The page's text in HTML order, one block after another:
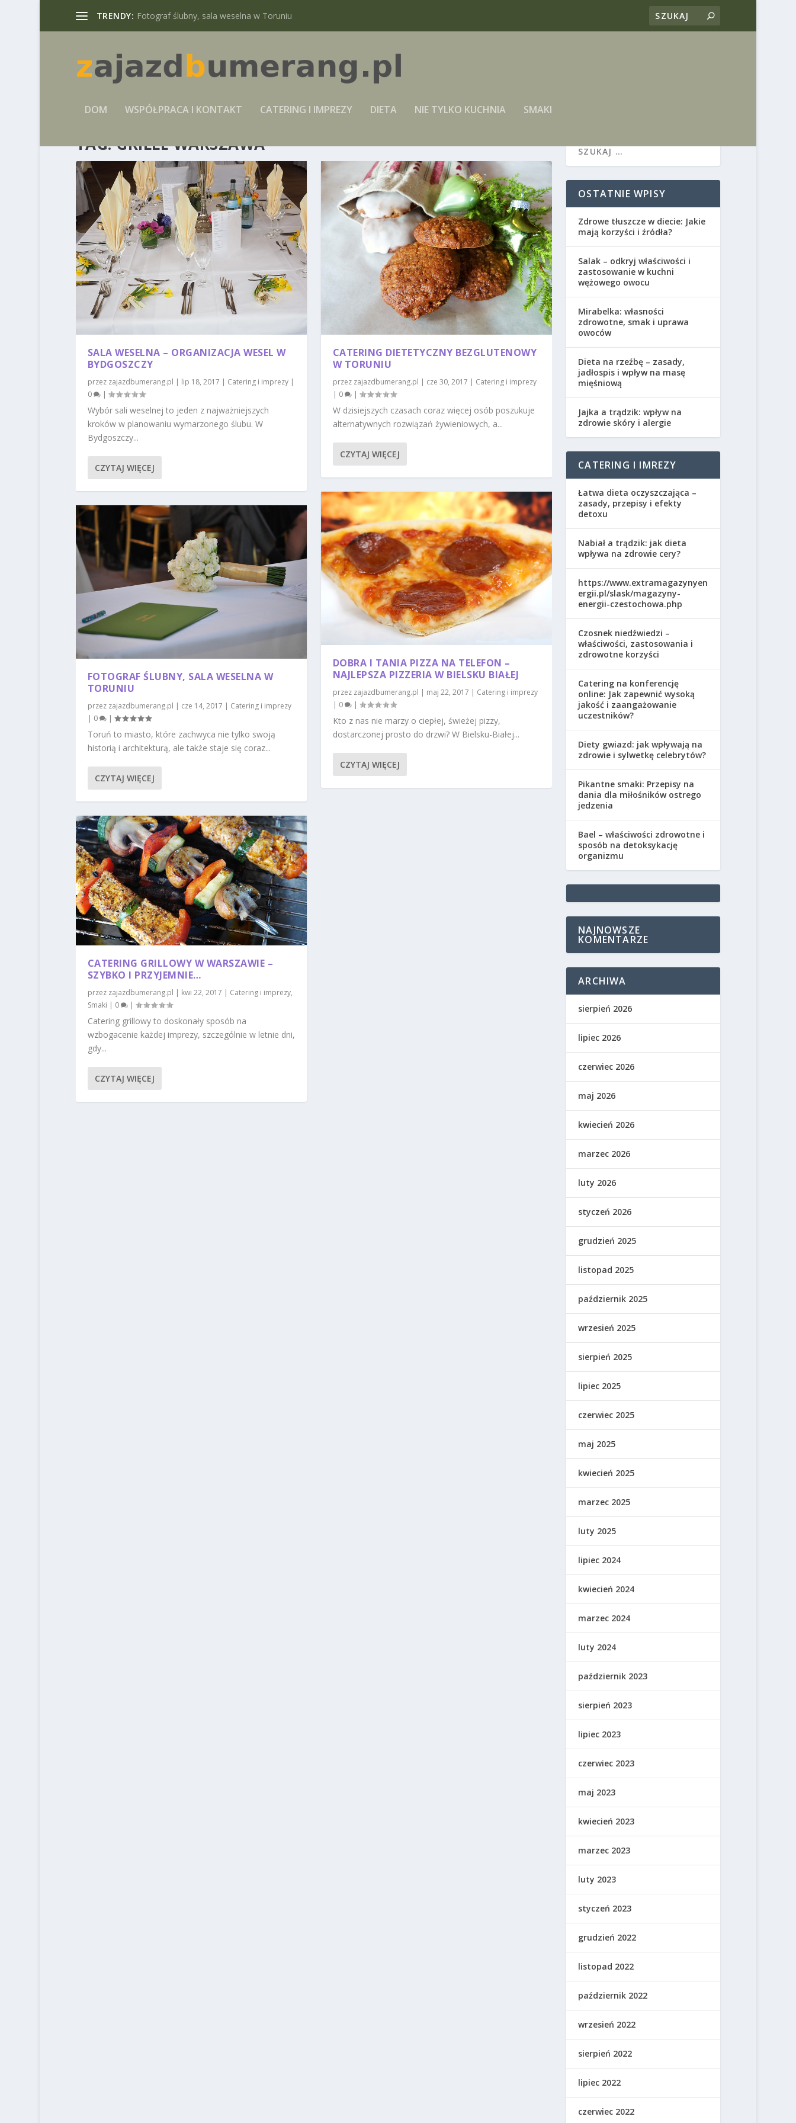
TRENDY: Fotograf ślubny, sala weselna w Toruniu
DOM WSPÓŁPRACA I KONTAKT CATERING I IMPREZY DIETA NIE TYLKO KUCHNIA SMAKI
TAG:GRILLE WARSZAWA
SALA WESELNA – ORGANIZACJA WESEL W
BYDGOSZCZY
przez zajazdbumerang.pl | lip 18, 2017 | Catering i imprezy|
0
|
Wybór sali weselnej to jeden z najważniejszych
kroków w planowaniu wymarzonego ślubu. W
Bydgoszczy...
CZYTAJ WIĘCEJ
FOTOGRAF ŚLUBNY, SALA WESELNA W
TORUNIU
przez zajazdbumerang.pl | cze 14, 2017 | Catering i imprezy
| 0 |
Toruń to miasto, które zachwyca nie tylko swoją
historią i architekturą, ale także staje się coraz...
CZYTAJ WIĘCEJ
CATERING GRILLOWY W WARSZAWIE –
SZYBKO I PRZYJEMNIE…
przez zajazdbumerang.pl | kwi 22, 2017 | Catering i imprezy,
Smaki | 0 |
Catering grillowy to doskonały sposób na
wzbogacenie każdej imprezy, szczególnie w letnie dni,
gdy...
CZYTAJ WIĘCEJ
CATERING DIETETYCZNY BEZGLUTENOWY
W TORUNIU
przez zajazdbumerang.pl | cze 30, 2017 | Catering i imprezy
| 0 |
W dzisiejszych czasach coraz więcej osób poszukuje
alternatywnych rozwiązań żywieniowych, a...
CZYTAJ WIĘCEJ
DOBRA I TANIA PIZZA NA TELEFON –
NAJLEPSZA PIZZERIA W BIELSKU BIAŁEJ
przez zajazdbumerang.pl | maj 22, 2017 | Catering i imprezy
| 0 |
Kto z nas nie marzy o ciepłej, świeżej pizzy,
dostarczonej prosto do drzwi? W Bielsku-Białej...
CZYTAJ WIĘCEJ
OSTATNIE WPISY
Zdrowe tłuszcze w diecie: Jakie
mają korzyści i źródła?
Salak – odkryj właściwości i
zastosowanie w kuchni
wężowego owocu
Mirabelka: własności
zdrowotne, smak i uprawa
owoców
Dieta na rzeźbę – zasady,
jadłospis i wpływ na masę
mięśniową
Jajka a trądzik: wpływ na
zdrowie skóry i alergie
CATERING I IMREZY
Łatwa dieta oczyszczająca –
zasady, przepisy i efekty
detoxu
Nabiał a trądzik: jak dieta
wpływa na zdrowie cery?
https://www.extramagazynyen
ergii.pl/slask/magazyny-
energii-czestochowa.php
Czosnek niedźwiedzi –
właściwości, zastosowania i
zdrowotne korzyści
Catering na konferencję
online: Jak zapewnić wysoką
jakość i zaangażowanie
uczestników?
Diety gwiazd: jak wpływają na
zdrowie i sylwetkę celebrytów?
Pikantne smaki: Przepisy na
dania dla miłośników ostrego
jedzenia
Bael – właściwości zdrowotne i
sposób na detoksykację
organizmu
NAJNOWSZE
KOMENTARZE
ARCHIWA
sierpień 2026
lipiec 2026
czerwiec 2026
maj 2026
kwiecień 2026
marzec 2026
luty 2026
styczeń 2026
grudzień 2025
listopad 2025
październik 2025
wrzesień 2025
sierpień 2025
lipiec 2025
czerwiec 2025
maj 2025
kwiecień 2025
marzec 2025
luty 2025
lipiec 2024
kwiecień 2024
marzec 2024
luty 2024
październik 2023
sierpień 2023
lipiec 2023
czerwiec 2023
maj 2023
kwiecień 2023
marzec 2023
luty 2023
styczeń 2023
grudzień 2022
listopad 2022
październik 2022
wrzesień 2022
sierpień 2022
lipiec 2022
czerwiec 2022